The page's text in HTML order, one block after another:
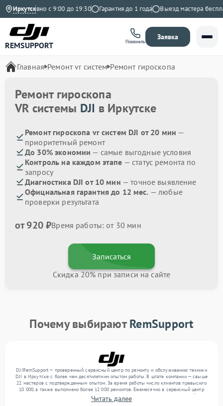
Иркутск
Ежедневно с 9:00 до 19:30 Гарантия до 1 года Выезд мастера
REMSUPPORT Позвонить
Заявка
Главная Ремонт vr систем Ремонт гироскопа
Ремонт гироскопа
VR системы DJI в Иркутске
Ремонт гироскопа vr систем DJI от 20 мин —
приоритетный ремонт
До 30% экономии — самые выгодные условия
Контроль на каждом этапе — статус ремонта по
запросу
Диагностика DJI от 10 мин — точное выявление
Официальная гарантия до 12 мес. — любые
проверки результата
от 920 ₽Время работы: от 30 мин
Записаться
Скидка 20% при записи на сайте
Почему выбираютRemSupport
DJIRemSupport — проверенный сервисный центр по ремонту и обслуживанию техники
DJI в Иркутске с более чем десятилетним опытом работы. В штате компании — свыше
22 мастеров с подтвержденным опытом. За время работы число клиентов превысило
10 000, а также выполнено более 12 000 ремонтов. Ежемесячно в сервисный центр
поступает более 300 обращений, включая , , . Мы устраняем поломки любой
сложности и поддерживаем высокий стандарт качества благодаря квалификации
Читать далее